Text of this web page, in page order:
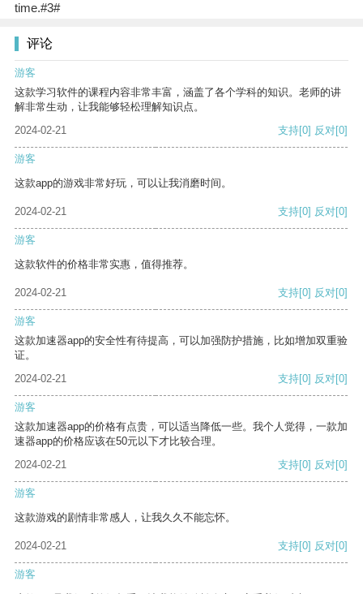
time.#3#
评论
游客
这款学习软件的课程内容非常丰富，涵盖了各个学科的知识。老师的讲
解非常生动，让我能够轻松理解知识点。
2024-02-21
支持[0] 反对[0]
游客
这款app的游戏非常好玩，可以让我消磨时间。
2024-02-21 支持[0] 反对[0]
游客
这款软件的价格非常实惠，值得推荐。
2024-02-21 支持[0] 反对[0]
游客
这款加速器app的安全性有待提高，可以加强防护措施，比如增加双重验
证。
2024-02-21
支持[0] 反对[0]
游客
这款加速器app的价格有点贵，可以适当降低一些。我个人觉得，一款加
速器app的价格应该在50元以下才比较合理。
2024-02-21
支持[0] 反对[0]
游客
这款游戏的剧情非常感人，让我久久不能忘怀。
2024-02-21 支持[0] 反对[0]
游客